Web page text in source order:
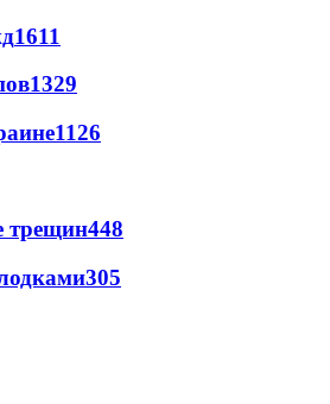
1611
1329
1126
трещин448
305